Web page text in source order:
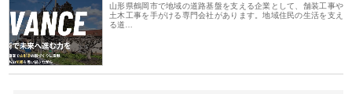
山形県鶴岡市で地域の道路基盤を支える企業として、舗装工事や
土木工事を手がける専門会社があります。地域住民の生活を支え
る道…